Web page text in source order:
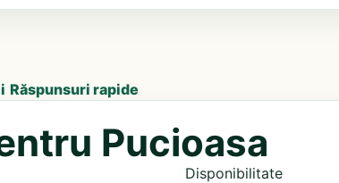
Răspunsuri rapide
Pucioasa
Disponibilitate